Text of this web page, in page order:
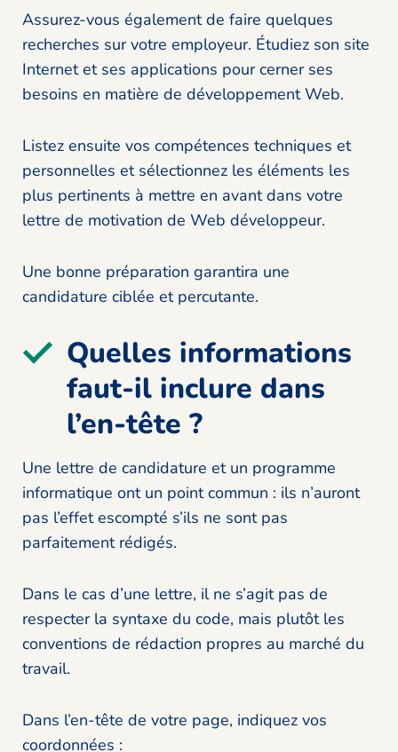
Assurez-vous également de faire quelques
recherches sur votre employeur. Étudiez son site
Internet et ses applications pour cerner ses
besoins en matière de développement Web.
Listez ensuite vos compétences techniques et
personnelles et sélectionnez les éléments les
plus pertinents à mettre en avant dans votre
lettre de motivation de Web développeur.
Une bonne préparation garantira une
candidature ciblée et percutante.
Quelles informations
faut-il inclure dans
l’en-tête ?
Une lettre de candidature et un programme
informatique ont un point commun : ils n’auront
pas l’effet escompté s’ils ne sont pas
parfaitement rédigés.
Dans le cas d’une lettre, il ne s’agit pas de
respecter la syntaxe du code, mais plutôt les
conventions de rédaction propres au marché du
travail.
Dans l’en-tête de votre page, indiquez vos
coordonnées :